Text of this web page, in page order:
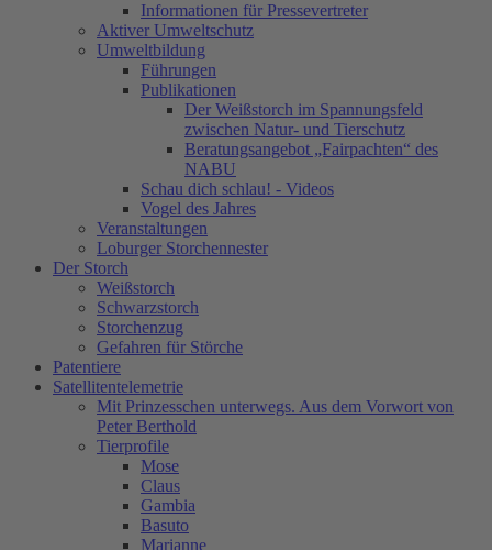
Informationen für Pressevertreter
Aktiver Umweltschutz
Umweltbildung
Führungen
Publikationen
Der Weißstorch im Spannungsfeld
zwischen Natur- und Tierschutz
Beratungsangebot „Fairpachten“ des
NABU
Schau dich schlau! - Videos
Vogel des Jahres
Veranstaltungen
Loburger Storchennester
Der Storch
Weißstorch
Schwarzstorch
Storchenzug
Gefahren für Störche
Patentiere
Satellitentelemetrie
Mit Prinzesschen unterwegs. Aus dem Vorwort von
Peter Berthold
Tierprofile
Mose
Claus
Gambia
Basuto
Marianne